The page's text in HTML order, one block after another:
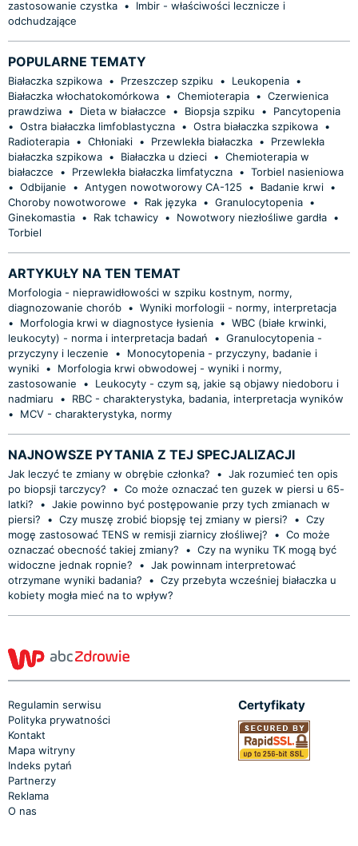
zastosowanie czystka •
Imbir - właściwości lecznicze i
odchudzające
POPULARNE TEMATY
Białaczka szpikowa • Przeszczep szpiku • Leukopenia •
Białaczka włochatokomórkowa • Chemioterapia • Czerwienica
prawdziwa • Dieta w białaczce • Biopsja szpiku •
Pancytopenia
• Ostra białaczka limfoblastyczna • Ostra białaczka szpikowa •
Radioterapia • Chłoniaki • Przewlekła białaczka •
Przewlekła
białaczka szpikowa • Białaczka u dzieci • Chemioterapia w
białaczce
• Przewlekła białaczka limfatyczna • Torbiel nasieniowa
• Odbijanie • Antygen nowotworowy CA-125 • Badanie krwi •
Choroby nowotworowe
• Rak języka • Granulocytopenia •
Ginekomastia • Rak tchawicy • Nowotwory niezłośliwe gardła •
Torbiel
ARTYKUŁY NA TEN TEMAT
Morfologia - nieprawidłowości w szpiku kostnym, normy,
diagnozowanie chorób • Wyniki morfologii - normy, interpretacja
•
Morfologia krwi w diagnostyce łysienia • WBC (białe krwinki,
leukocyty) - norma i interpretacja badań
• Granulocytopenia -
przyczyny i leczenie
•
Monocytopenia - przyczyny, badanie i
wyniki •
Morfologia krwi obwodowej - wyniki i normy,
zastosowanie
•
Leukocyty - czym są, jakie są objawy niedoboru i
nadmiaru
•
RBC - charakterystyka, badania, interpretacja wyników
•
MCV - charakterystyka, normy
NAJNOWSZE PYTANIA Z TEJ SPECJALIZACJI
Jak leczyć te zmiany w obrębie członka? • Jak rozumieć ten opis
po biopsji tarczycy?
• Co może oznaczać ten guzek w piersi u 65-
latki?
• Jakie powinno być postępowanie przy tych zmianach w
piersi?
• Czy muszę zrobić biopsję tej zmiany w piersi? • Czy
mogę zastosować TENS w remisji ziarnicy złośliwej?
• Co może
oznaczać obecność takiej zmiany?
• Czy na wyniku TK mogą być
widoczne jednak ropnie?
• Jak powinnam interpretować
otrzymane wyniki badania?
• Czy przebyta wcześniej białaczka u
kobiety mogła mieć na to wpływ?
Regulamin serwisu
Polityka prywatności
Kontakt
Mapa witryny
Indeks pytań
Partnerzy
Reklama
O nas
Certyfikaty